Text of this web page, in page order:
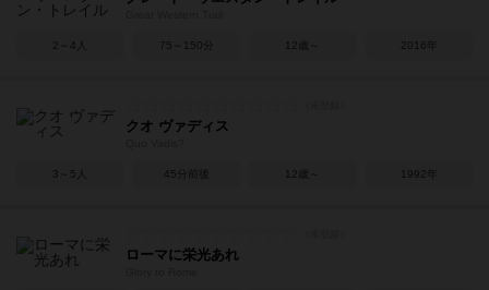
2～4人 75～150分 12歳～ 2016年
クオ ヴァディス
3～5人 45分前後 12歳～ 1992年
ローマに栄光あれ